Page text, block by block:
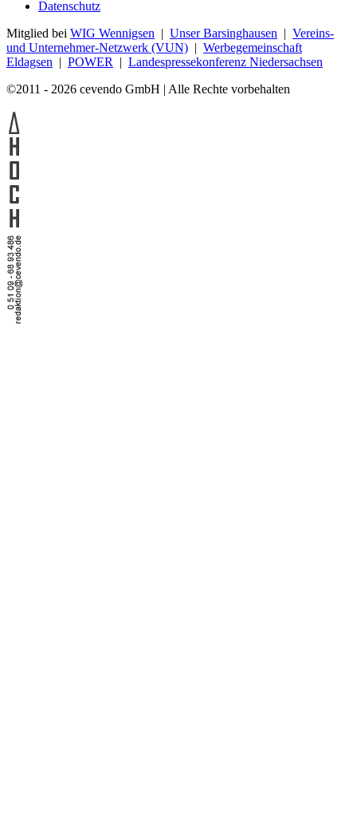
Datenschutz
Mitglied bei WIG Wennigsen | Unser Barsinghausen | Vereins-
und Unternehmer-Netzwerk (VUN) | Werbegemeinschaft
Eldagsen | POWER | Landespressekonferenz Niedersachsen
©2011 - 2026 cevendo GmbH | Alle Rechte vorbehalten